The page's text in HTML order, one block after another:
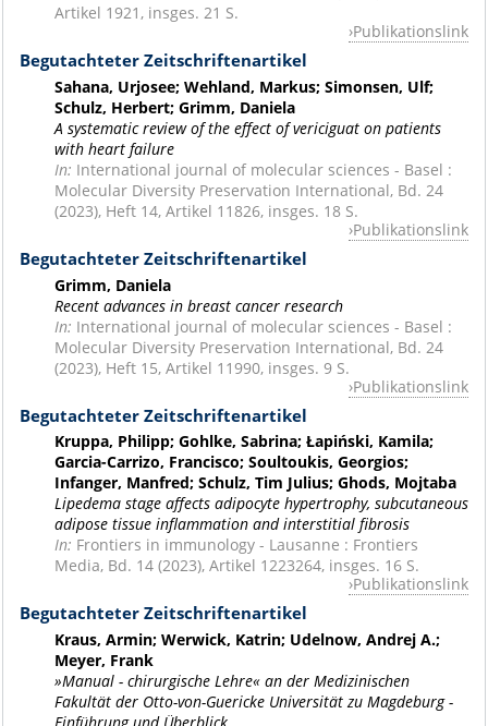
Artikel 1921, insges. 21 S.
Publikationslink
Begutachteter Zeitschriftenartikel
Sahana, Urjosee; Wehland, Markus; Simonsen, Ulf;
Schulz, Herbert; Grimm, Daniela
A systematic review of the effect of vericiguat on patients
with heart failure
In: International journal of molecular sciences - Basel :
Molecular Diversity Preservation International, Bd. 24
(2023), Heft 14, Artikel 11826, insges. 18 S.
Publikationslink
Begutachteter Zeitschriftenartikel
Grimm, Daniela
Recent advances in breast cancer research
In: International journal of molecular sciences - Basel :
Molecular Diversity Preservation International, Bd. 24
(2023), Heft 15, Artikel 11990, insges. 9 S.
Publikationslink
Begutachteter Zeitschriftenartikel
Kruppa, Philipp; Gohlke, Sabrina; Łapiński, Kamila;
Garcia-Carrizo, Francisco; Soultoukis, Georgios;
Infanger, Manfred; Schulz, Tim Julius; Ghods, Mojtaba
Lipedema stage affects adipocyte hypertrophy, subcutaneous
adipose tissue inflammation and interstitial fibrosis
In: Frontiers in immunology - Lausanne : Frontiers
Media, Bd. 14 (2023), Artikel 1223264, insges. 16 S.
Publikationslink
Begutachteter Zeitschriftenartikel
Kraus, Armin; Werwick, Katrin; Udelnow, Andrej A.;
Meyer, Frank
»Manual - chirurgische Lehre« an der Medizinischen
Fakultät der Otto-von-Guericke Universität zu Magdeburg -